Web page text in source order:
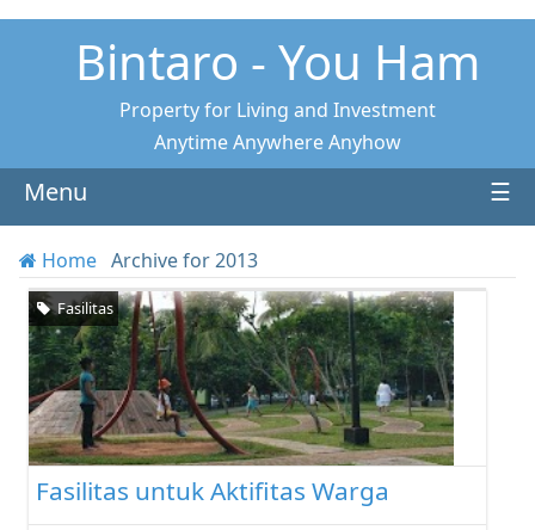
Bintaro - You Ham
Property for Living and Investment
Anytime Anywhere Anyhow
Menu ☰
Home Archive for 2013
Fasilitas untuk Aktifitas Warga
Fasilitas